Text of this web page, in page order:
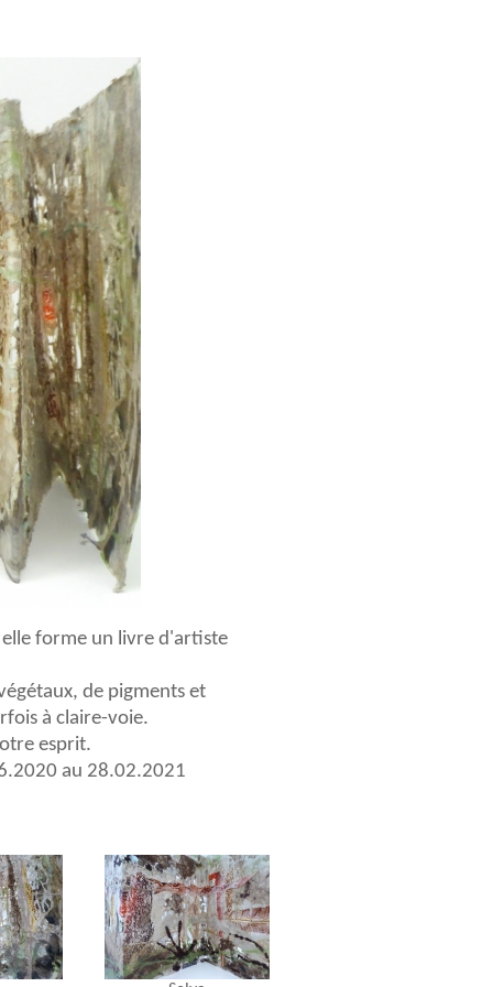
forme un livre d'artiste
de pigments et
à claire-voie.
esprit.
au 28.02.2021